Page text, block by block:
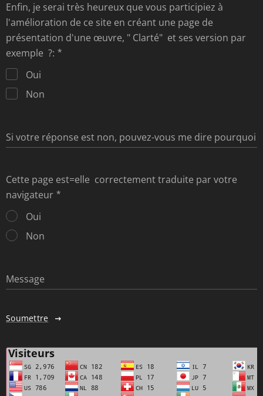
Enfin, je serai très heureux que vous participiez à
l'amélioration de ce site en créant une page de
présentation d'une œuvre, " Clarté" et ses version par
exemple ?:
Oui
Non
Si votre réponse est non, pouvez-vous me dire pourquoi
Cette page est=elle correctement traduite par votre
navigateur
Oui
Non
Message
Soumettre